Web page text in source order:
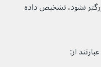
نشود، تشخیص داده